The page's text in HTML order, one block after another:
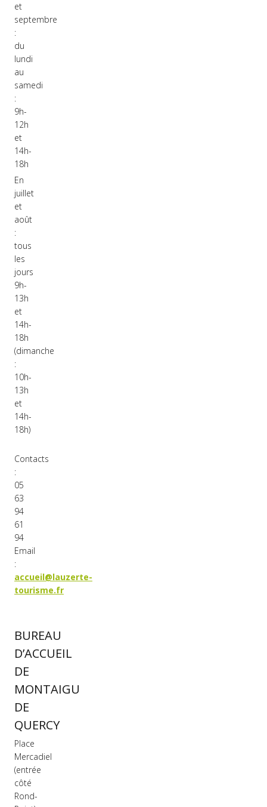
et
septembre
:
du
lundi
au
samedi
:
9h-
12h
et
14h-
18h
En
juillet
et
août
:
tous
les
jours
9h-
13h
et
14h-
18h
(dimanche
:
10h-
13h
et
14h-
18h)
Contacts
:
05
63
94
61
94
Email
:
accueil@lauzerte-
tourisme.fr
BUREAU
D’ACCUEIL
DE
MONTAIGU
DE
QUERCY
Place
Mercadiel
(entrée
côté
Rond-